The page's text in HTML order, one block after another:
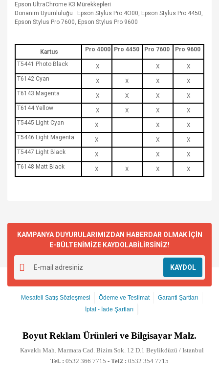
Epson UltraChrome K3 Mürekkepleri
Donanım Uyumluluğu : Epson Stylus Pro 4O00, Epson Stylus Pro 4450,
Epson Stylus Pro 7600, Epson Stylus Pro 9600
Kartus Pro 4000 Pro 4450 Pro 7600 Pro 9600
T5441 Photo Black X X
X
T6142 Cyan
X X X
X
T6143 Magenta
X X X
X
T6144 Yellow
X X X
X
T5445 Light Cyan
X X
X
T5446 Light Magenta
X X
X
T5447 Light Black
X X
X
T6148 Matt Black
X X X X
KAMPANYA DUYURULARIMIZDAN HABERDAR OLMAK İÇİN
E-BÜLTENİMİZE KAYDOLABİLİRSİNİZ!
KAYDOL
Mesafeli Satış Sözleşmesi Ödeme ve Teslimat
Garanti Şartları
İptal - İade Şartları
Boyut Reklam Ürünleri ve Bilgisayar Malz.
Kavaklı Mah. Marmara Cad. Bizim Sok. 12 D.1 Beylikdüzü / Istanbul
Tel. : 0532 366 7715 - Tel2 : 0532 354 7715